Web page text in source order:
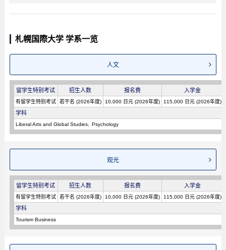
札幌国際大学 学系一览
人文
留学生特别考试 招生人数 报名费 入学金
有留学生特别考试 若干名 (2026年度) 10,000 日元 (2026年度) 115,000 日元 (2026年度)
学科
Liberal Arts and Global Studies Psychology
观光
留学生特别考试 招生人数 报名费 入学金
有留学生特别考试 若干名 (2026年度) 10,000 日元 (2026年度) 115,000 日元 (2026年度)
学科
Tourism Business